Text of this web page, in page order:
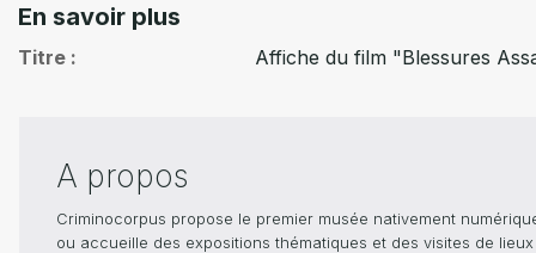
En savoir plus
Titre Affiche du film "Blessures
A propos
Criminocorpus propose le premier musée nativement
ou accueille des expositions thématiques et des visites de